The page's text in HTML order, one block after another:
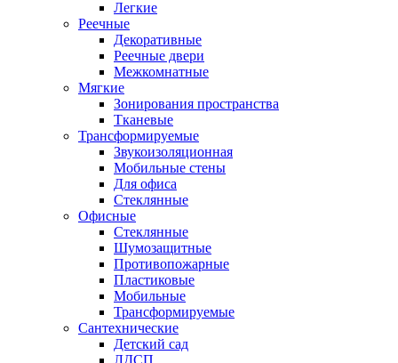
Легкие
Реечные
Декоративные
Реечные двери
Межкомнатные
Мягкие
Зонирования пространства
Тканевые
Трансформируемые
Звукоизоляционная
Мобильные стены
Для офиса
Стеклянные
Офисные
Стеклянные
Шумозащитные
Противопожарные
Пластиковые
Мобильные
Трансформируемые
Сантехнические
Детский сад
ЛДСП